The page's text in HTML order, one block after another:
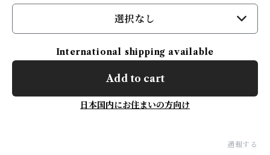
選択なし
International shipping available
Add to cart
日本国内にお住まいの方向け
通報する